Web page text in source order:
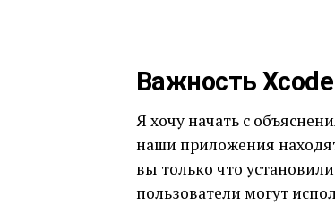
Важность
Я хочу начать с
наши приложения
вы только что
пользователи могут